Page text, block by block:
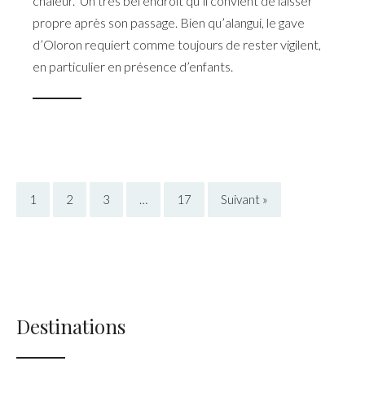
propre après son passage. Bien qu’alangui, le gave
d’Oloron requiert comme toujours de rester vigilent,
en particulier en présence d’enfants.
1 2 3 … 17 Suivant »
Destinations